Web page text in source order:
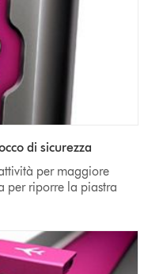
di sicurezza
per maggiore
per riporre la piastra